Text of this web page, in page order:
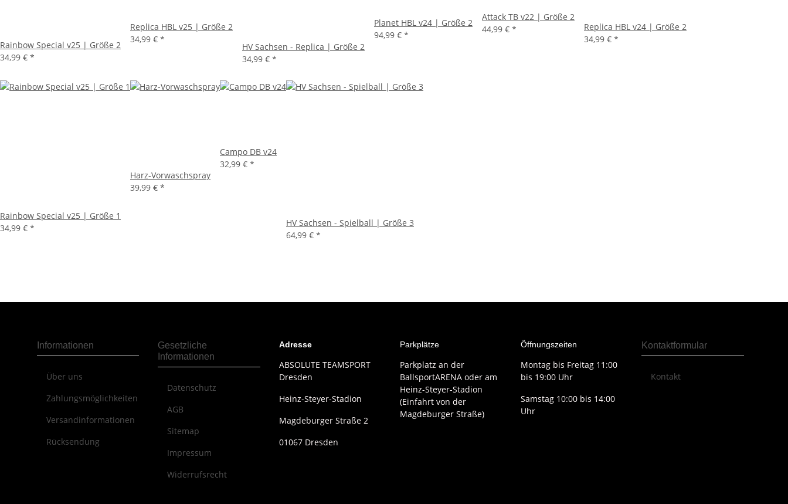
Rainbow Special v25 | Größe 2
34,99 € *
Replica HBL v25 | Größe 2
34,99 € *
HV Sachsen - Replica | Größe 2
34,99 € *
Planet HBL v24 | Größe 2
94,99 € *
Attack TB v22 | Größe 2
44,99 € *
Replica HBL v24 | Größe 2
34,99 € *
Rainbow Special v25 | Größe 1
34,99 € *
Harz-Vorwaschspray
39,99 € *
Campo DB v24
32,99 € *
HV Sachsen - Spielball | Größe 3
64,99 € *
Informationen
Über uns
Zahlungsmöglichkeiten
Versandinformationen
Rücksendung
Gesetzliche
Informationen
Datenschutz
AGB
Sitemap
Impressum
Widerrufsrecht
Adresse
ABSOLUTE TEAMSPORT
Dresden
Heinz-Steyer-Stadion
Magdeburger Straße 2
01067 Dresden
Parkplätze
Parkplatz an der
BallsportARENA oder am
Heinz-Steyer-Stadion
(Einfahrt von der
Magdeburger Straße)
Öffnungszeiten
Montag bis Freitag 11:00
bis 19:00 Uhr
Samstag 10:00 bis 14:00
Uhr
Kontaktformular
Kontakt